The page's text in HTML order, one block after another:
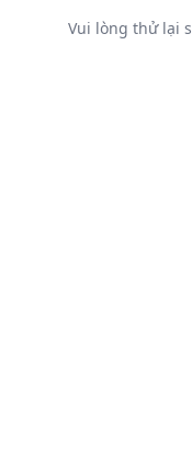
Vui lòng thử lại